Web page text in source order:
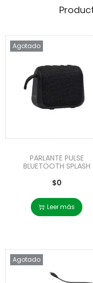
Agotado
PARLANTE PULSE
BLUETOOTH SPLASH
$0
Leer más
Agotado